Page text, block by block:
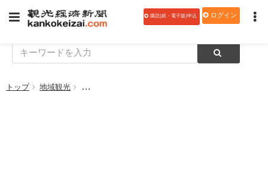
購読(紙・電子版)申込 ログイン
トップ 地域観光 子供たちの「宿の思い出絵画」を展示 みやぎおか